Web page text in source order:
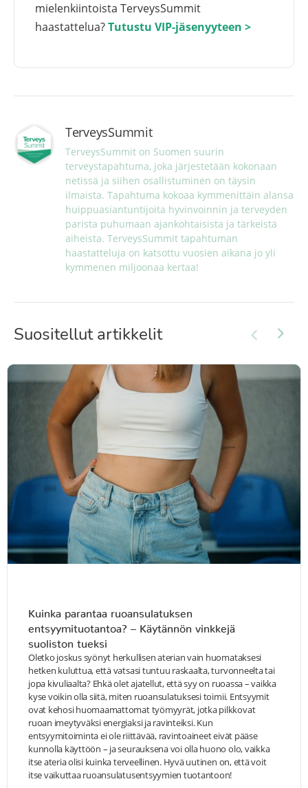
mielenkiintoista TerveysSummit
haastattelua?Tutustu VIP-jäsenyyteen >
TerveysSummit
TerveysSummit on Suomen suurin
terveystapahtuma, joka järjestetään kokonaan
netissä ja siihen osallistuminen on täysin
ilmaista. Tapahtuma kokoaa kymmenittäin alansa
huippuasiantuntijoita hyvinvoinnin ja terveyden
parista puhumaan ajankohtaisista ja tärkeistä
aiheista. TerveysSummit tapahtuman
haastatteluja on katsottu vuosien aikana jo yli
kymmenen miljoonaa kertaa!
Suositellut artikkelit
Kuinka parantaa ruoansulatuksen
entsyymituotantoa? – Käytännön vinkkejä
suoliston tueksi
Oletko joskus syönyt herkullisen aterian vain huomataksesi
hetken kuluttua, että vatsasi tuntuu raskaalta, turvonneelta tai
jopa kivuliaalta? Ehkä olet ajatellut, että syy on ruoassa – vaikka
kyse voikin olla siitä, miten ruoansulatuksesi toimii. Entsyymit
ovat kehosi huomaamattomat työmyyrät, jotka pilkkovat
ruoan imeytyväksi energiaksi ja ravinteiksi. Kun
entsyymitoiminta ei ole riittävää, ravintoaineet eivät pääse
kunnolla käyttöön – ja seurauksena voi olla huono olo, vaikka
itse ateria olisi kuinka terveellinen. Hyvä uutinen on, että voit
itse vaikuttaa ruoansulatusentsyymien tuotantoon!